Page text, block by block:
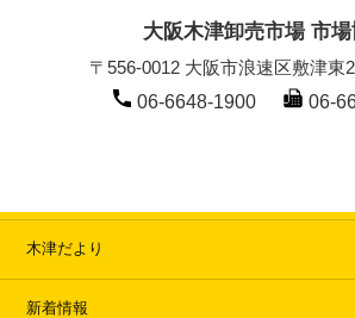
大阪木津卸売市場 市
〒556-0012 大阪市浪速区敷津東
06-6648-1900
06-
木津だより
新着情報